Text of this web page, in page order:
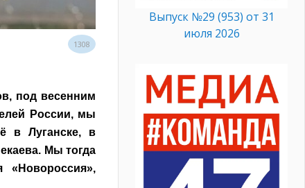
1308
под весенним
России, мы
в Луганске, в
Мы тогда
«Новороссия»,
Выпуск №29 (953) от 31
июля 2026